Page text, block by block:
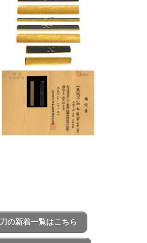
刀の新着一覧はこちら